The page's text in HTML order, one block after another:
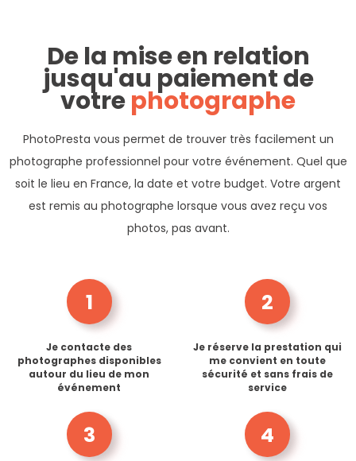
De la mise en relation
jusqu'au paiement de
votrephotographe
PhotoPresta vous permet de trouver très facilement un
photographe professionnel pour votre événement. Quel que
soit le lieu en France, la date et votre budget. Votre argent
est remis au photographe lorsque vous avez reçu vos
photos, pas avant.
1
Je contacte des
photographes disponibles
autour du lieu de mon
événement
2
Je réserve la prestation qui
me convient en toute
sécurité et sans frais de
service
3 4